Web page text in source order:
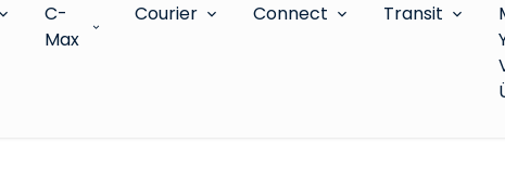
C-
Max
Courier Connect Transit